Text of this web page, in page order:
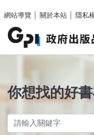
網站導覽
關於本站 隱私
你想找的好書